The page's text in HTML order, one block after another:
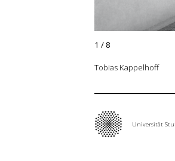
1 / 8
Tobias Kappelhoff
Universität